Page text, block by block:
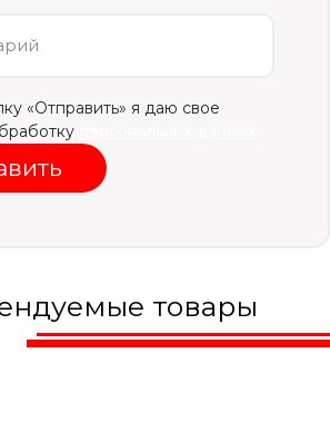
«Отправить» я даю свое
товары